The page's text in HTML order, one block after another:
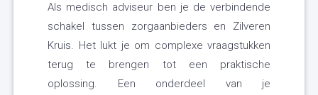
Als medisch adviseur ben je de verbindende
schakel tussen zorgaanbieders en Zilveren
Kruis. Het lukt je om complexe vraagstukken
terug te brengen tot een praktische
oplossing. Een onderdeel van je